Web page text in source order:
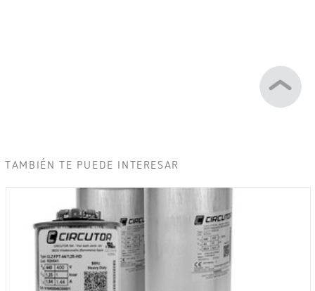
TAMBIÉN TE PUEDE INTERESAR